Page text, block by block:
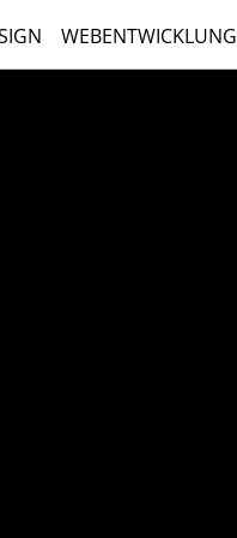
WEBENTWICKLUNG